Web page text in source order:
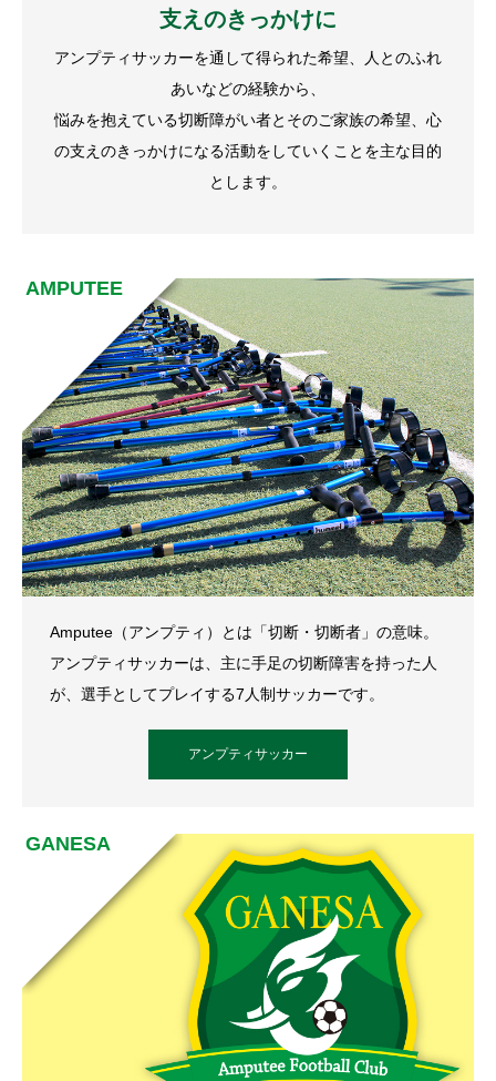
支えのきっかけに
アンプティサッカーを通して得られた希望、人とのふれ
あいなどの経験から、
悩みを抱えている切断障がい者とそのご家族の希望、心
の支えのきっかけになる活動をしていくことを主な目的
とします。
AMPUTEE
Amputee（アンプティ）とは「切断・切断者」の意味。
アンプティサッカーは、主に手足の切断障害を持った人
が、選手としてプレイする7人制サッカーです。
アンプティサッカー
GANESA